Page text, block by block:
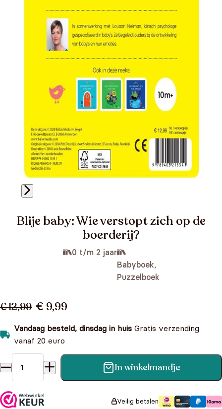
Blije baby: Wie verstopt zich op de
boerderij?
0 t/m 2 jaar
Babyboek,
Puzzelboek
€ 12,99 € 9,99
Vandaag besteld, dinsdag in huis Gratis verzending
vanaf 20 euro
Blije baby: Wie verstopt zich op de boerderij? aantal
In winkelmandje
Veilig betalen